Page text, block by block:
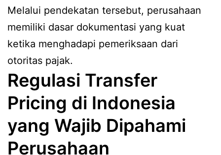
Melalui pendekatan tersebut, perusahaan
memiliki dasar dokumentasi yang kuat
ketika menghadapi pemeriksaan dari
otoritas pajak.
Regulasi Transfer
Pricing di Indonesia
yang Wajib Dipahami
Perusahaan